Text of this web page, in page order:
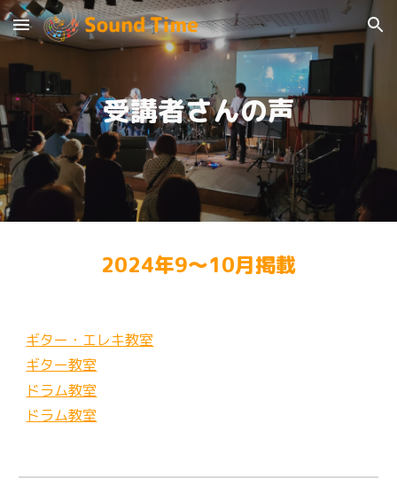
Skip to main content Skip to navigation
受講者さんの声
2024年9〜10月掲載
ギター・エレキ教室
ギター教室
ドラム教室
ドラム教室